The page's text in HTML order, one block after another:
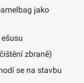
jako
zbraně)
se na stavbu